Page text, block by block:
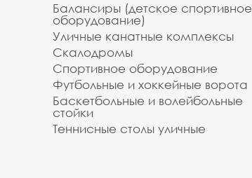
Балансиры (детское спортивное
оборудование)
Уличные канатные комплексы
Скалодромы
Спортивное оборудование
Футбольные и хоккейные ворота
Баскетбольные и волейбольные
стойки
Теннисные столы уличные